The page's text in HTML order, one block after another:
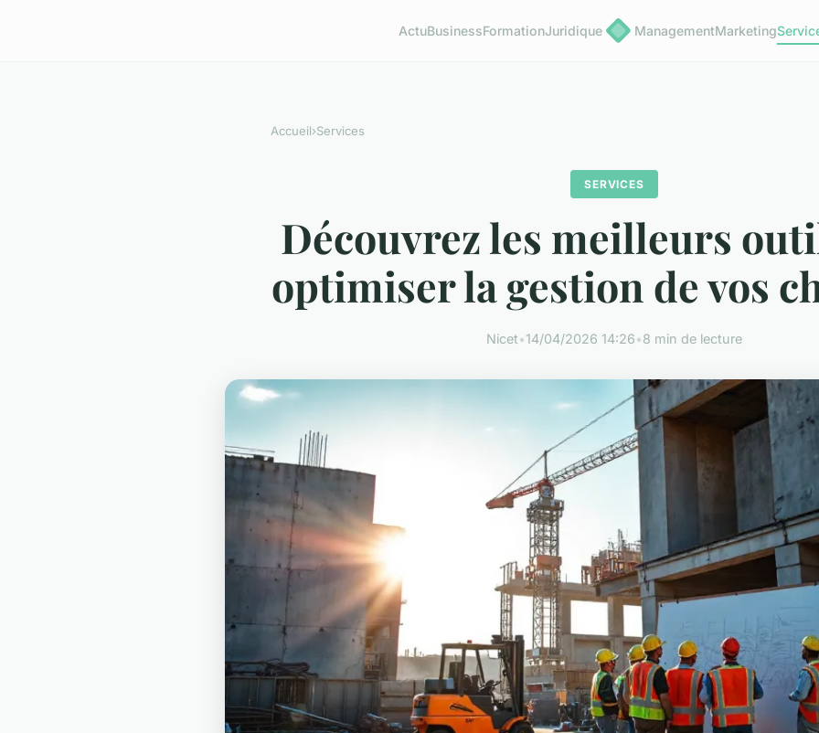
ActuBusinessFormationJuridique ManagementMarketing
Accueil›Services
SERVICES
Découvrez les meilleurs
optimiser la gestion de vos
Nicet•14/04/2026 14:26•8 min de lecture